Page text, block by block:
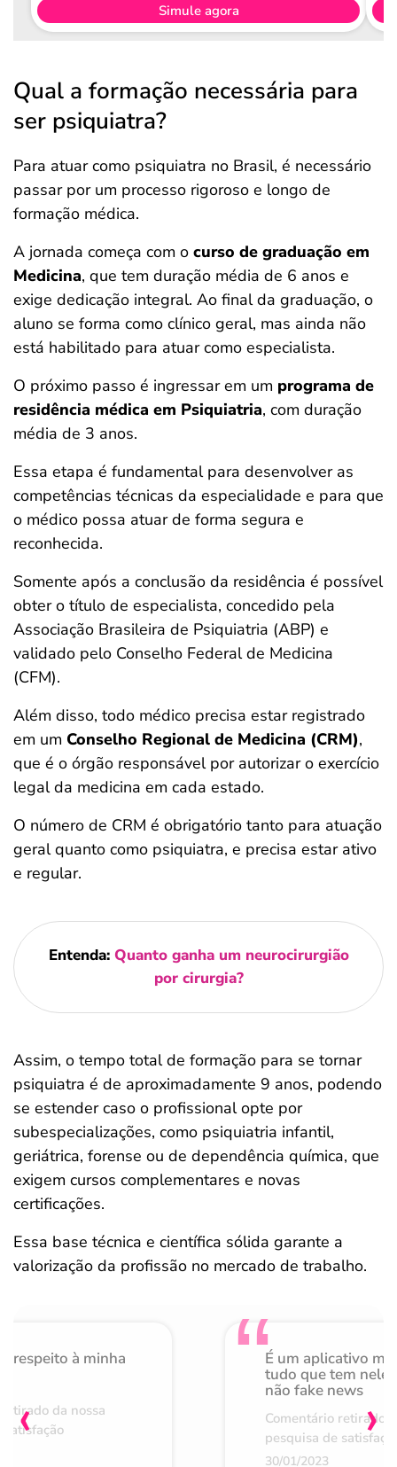
Simule agora
Qual a formação necessária para
ser psiquiatra?
Para atuar como psiquiatra no Brasil, é necessário
passar por um processo rigoroso e longo de
formação médica.
A jornada começa com o curso de graduação em
Medicina, que tem duração média de 6 anos e
exige dedicação integral. Ao final da graduação, o
aluno se forma como clínico geral, mas ainda não
está habilitado para atuar como especialista.
O próximo passo é ingressar em um programa de
residência médica em Psiquiatria, com duração
média de 3 anos.
Essa etapa é fundamental para desenvolver as
competências técnicas da especialidade e para que
o médico possa atuar de forma segura e
reconhecida.
Somente após a conclusão da residência é possível
obter o título de especialista, concedido pela
Associação Brasileira de Psiquiatria (ABP) e
validado pelo Conselho Federal de Medicina
(CFM).
Além disso, todo médico precisa estar registrado
em um Conselho Regional de Medicina (CRM),
que é o órgão responsável por autorizar o exercício
legal da medicina em cada estado.
O número de CRM é obrigatório tanto para atuação
geral quanto como psiquiatra, e precisa estar ativo
e regular.
Entenda: Quanto ganha um neurocirurgião
por cirurgia?
Assim, o tempo total de formação para se tornar
psiquiatra é de aproximadamente 9 anos, podendo
se estender caso o profissional opte por
subespecializações, como psiquiatria infantil,
geriátrica, forense ou de dependência química, que
exigem cursos complementares e novas
certificações.
Essa base técnica e científica sólida garante a
valorização da profissão no mercado de trabalho.
respeito à minha
da nossa
É um aplicativo
tudo que tem nele
não fake news
Comentário retirado
pesquisa de
30/01/2023
‹ ›